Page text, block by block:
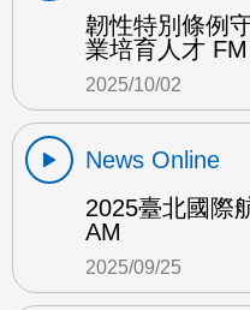
韌性特別條例
業培育人才
2025/10/02
News Online
2025臺北國際
AM
2025/09/25